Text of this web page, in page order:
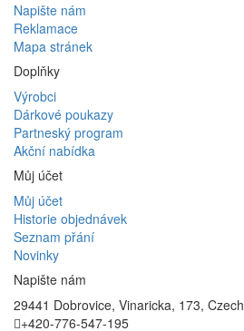
Napište nám
Reklamace
Mapa stránek
Doplňky
Výrobci
Dárkové poukazy
Partneský program
Akční nabídka
Můj účet
Můj účet
Historie objednávek
Seznam přání
Novinky
Napište nám
29441 Dobrovice, Vinaricka, 173, Czech
+420-776-547-195